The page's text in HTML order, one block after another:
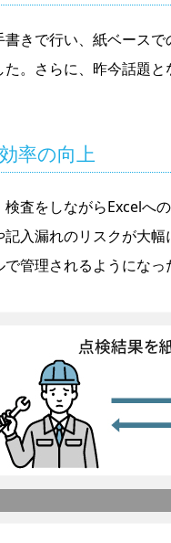
きで行い、紙ベース
。さらに、昨今話題
率の向上
査をしながらExcelへ
入漏れのリスクが大
管理されるようにな